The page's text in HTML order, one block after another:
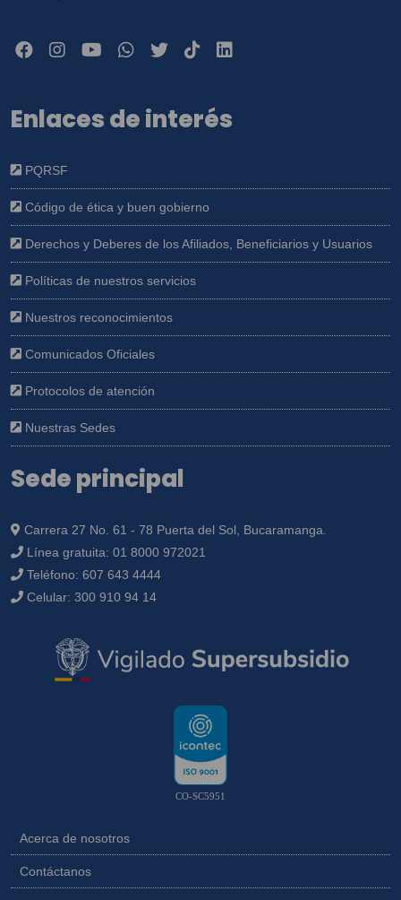
Enlaces de interés
PQRSF
Código de ética y buen gobierno
Derechos y Deberes de los Afiliados, Beneficiarios y Usuarios
Políticas de nuestros servicios
Nuestros reconocimientos
Comunicados Oficiales
Protocolos de atención
Nuestras Sedes
Sede principal
Carrera 27 No. 61 - 78 Puerta del Sol, Bucaramanga.
Línea gratuita: 01 8000 972021
Teléfono: 607 643 4444
Celular: 300 910 94 14
CO-SC5951
Acerca de nosotros
Contáctanos